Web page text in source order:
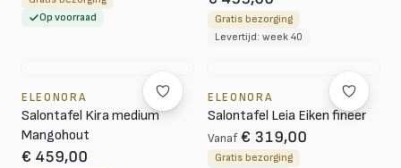
Op voorraad
Gratis bezorging
Levertijd: week 40
ELEONORA
Salontafel Kira medium
Mangohout
€ 459,00
ELEONORA
Salontafel Leia Eiken fineer
Vanaf € 319,00
Gratis bezorging